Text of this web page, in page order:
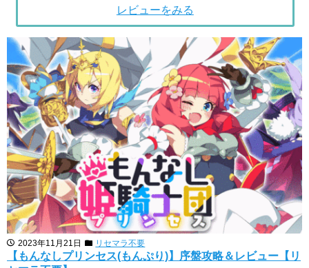
レビューをみる
2023年11月21日 リセマラ不要
【もんなしプリンセス(もんぷり)】序盤攻略＆レビュー【リ